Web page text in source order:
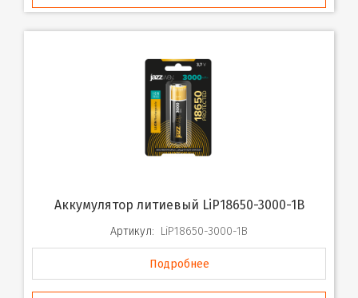
Аккумулятор литиевый LiP18650-3000-1B
Артикул: LiP18650-3000-1B
Подробнее